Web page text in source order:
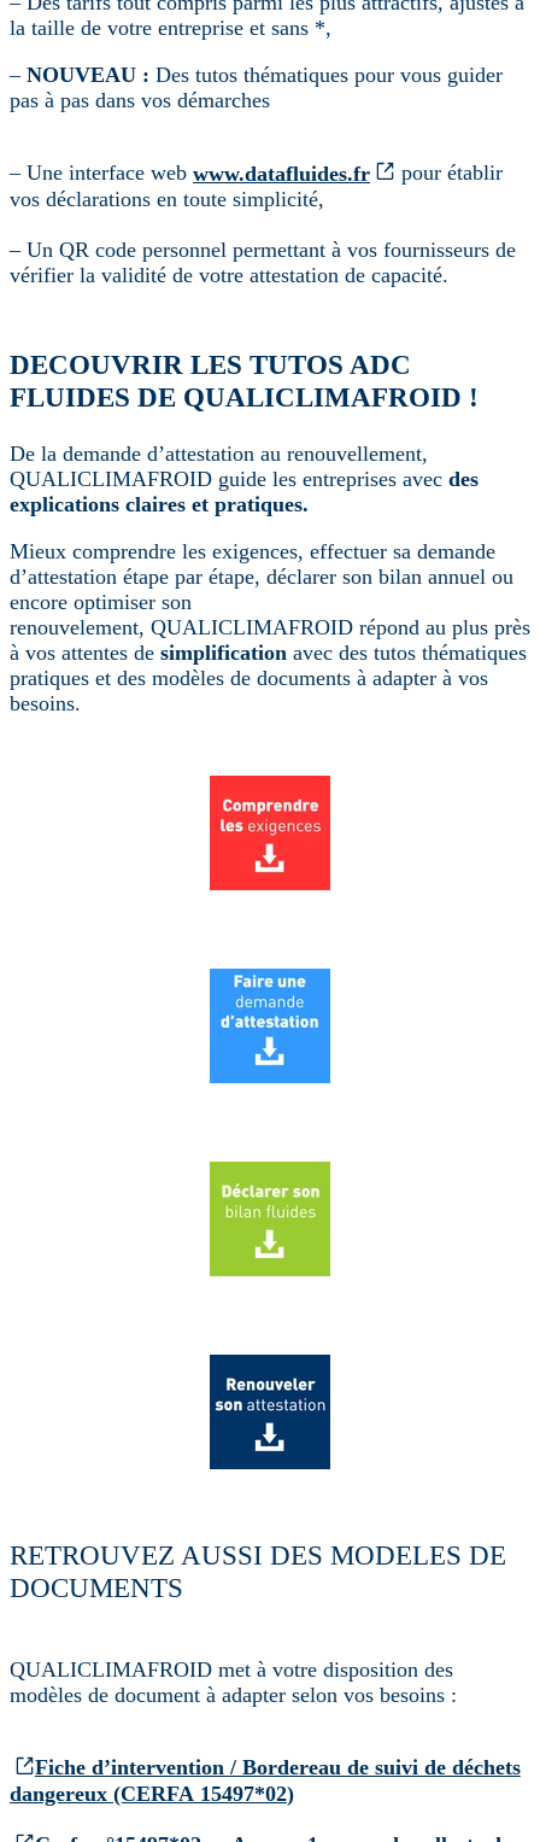
la taille de votre entreprise et sans *,
– NOUVEAU : Des tutos thématiques pour vous guider
pas à pas dans vos démarches
– Une interface web www.datafluides.fr
pour établir
vos déclarations en toute simplicité,
– Un QR code personnel permettant à vos fournisseurs de
vérifier la validité de votre attestation de capacité.
DECOUVRIR LES TUTOS ADC
FLUIDES DE QUALICLIMAFROID !
De la demande d’attestation au renouvellement,
QUALICLIMAFROID guide les entreprises avec des
explications claires et pratiques.
Mieux comprendre les exigences, effectuer sa demande
d’attestation étape par étape, déclarer son bilan annuel ou
encore optimiser son
renouvelement, QUALICLIMAFROID répond au plus près
à vos attentes de simplification avec des tutos thématiques
pratiques et des modèles de documents à adapter à vos
besoins.
RETROUVEZ AUSSI DES MODELES DE
DOCUMENTS
QUALICLIMAFROID met à votre disposition des
modèles de document à adapter selon vos besoins :
Fiche d’intervention / Bordereau de suivi de déchets
dangereux (CERFA 15497*02)